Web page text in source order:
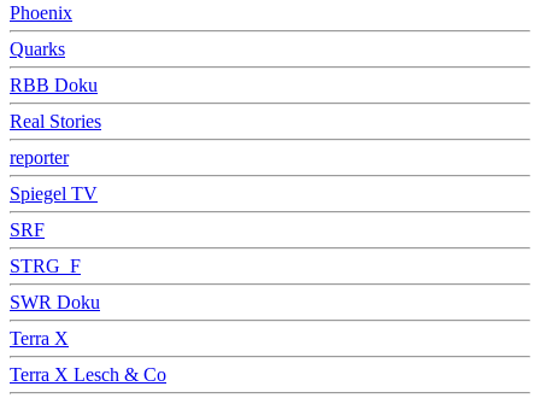
Phoenix
Quarks
RBB Doku
Real Stories
reporter
Spiegel TV
SRF
STRG_F
SWR Doku
Terra X
Terra X Lesch & Co